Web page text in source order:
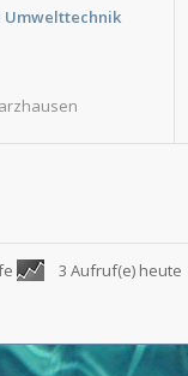
Umwelttechnik
3 Aufruf(e) heute